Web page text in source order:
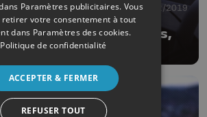
15/02/2019
Les Retardataires,
Paramètres publicitaires. Vous
retirer votre consentement à tout
dans Paramètres des cookies.
Politique de confidentialité
ACCEPTER & FERMER
REFUSER TOUT